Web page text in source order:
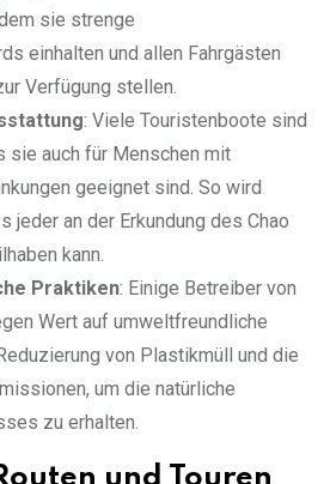
sie strenge
einhalten und allen Fahrgästen
Verfügung stellen.
: Viele Touristenboote sind
sie auch für Menschen mit
geeignet sind. So wird
jeder an der Erkundung des Chao
kann.
Praktiken: Einige Betreiber von
Wert auf umweltfreundliche
von Plastikmüll und die
um die natürliche
zu erhalten.